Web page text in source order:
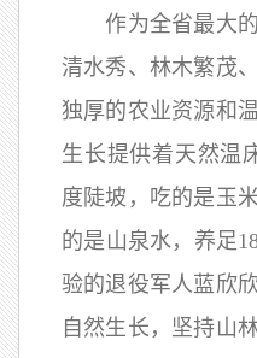
作为全省最大的
清水秀、林木繁茂
独厚的农业资源和
生长提供着天然温
度陡坡，吃的是玉
的是山泉水，养足
验的退役军人蓝欣
自然生长，坚持山